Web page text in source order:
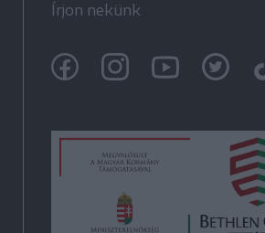
Írjon nekünk